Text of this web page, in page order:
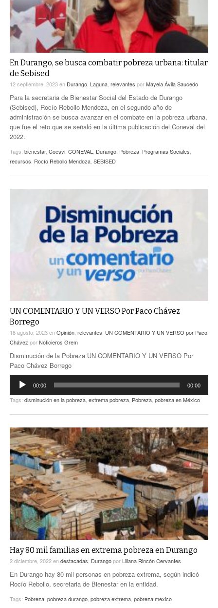
En Durango, se busca combatir pobreza urbana: titular
de Sebised
12 septiembre, 2023en Durango Laguna relevantes porMayela Ávila Saucedo
Para la secretaria de Bienestar Social del Estado de Durango
(Sebised), Rocío Rebollo Mendoza, en el segundo año de
administración se busca avanzar en el combate en la pobreza urbana,
que fue el reto que se señaló en la última publicación del Coneval del
2022.
Tags: bienestar, Coesvi CONEVAL Durango Pobreza Programas Sociales
recursos Rocío Rebollo Mendoza SEBISED
UN COMENTARIO Y UN VERSO Por Paco Chávez
Borrego
18 agosto, 2023enOpinión, relevantes, UN COMENTARIO Y UN VERSO por Paco
Chávez porNoticieros Grem
Disminución de la Pobreza UN COMENTARIO Y UN VERSO Por
Paco Chávez Borrego
Reproductor
audio
00:00 00:00
Tags: disminución en la pobreza, extrema pobreza, Pobreza, pobreza en México
Hay 80 mil familias en extrema pobreza en Durango
2 diciembre, 2022endestacadas Durangopor Liliana Rincón Cervantes
En Durango hay 80 mil personas en pobreza extrema, según indicó
Rocío Rebollo, secretaria de Bienestar en la entidad.
Tags: Pobreza pobreza durango pobreza extrema pobreza mexico